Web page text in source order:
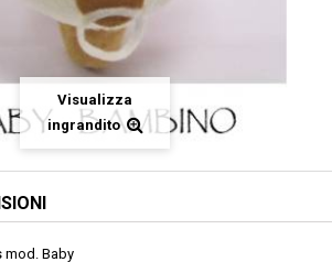
Visualizza
ingrandito
mod. Baby